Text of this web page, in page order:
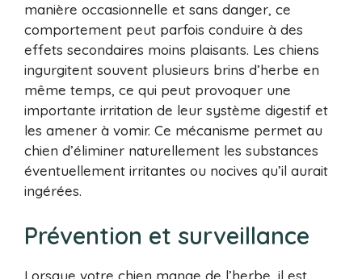
manière occasionnelle et sans danger, ce
comportement peut parfois conduire à des
effets secondaires moins plaisants. Les chiens
ingurgitent souvent plusieurs brins d’herbe en
même temps, ce qui peut provoquer une
importante irritation de leur système digestif et
les amener à vomir. Ce mécanisme permet au
chien d’éliminer naturellement les substances
éventuellement irritantes ou nocives qu’il aurait
ingérées.
Prévention et surveillance
Lorsque votre chien mange de l’herbe, il est